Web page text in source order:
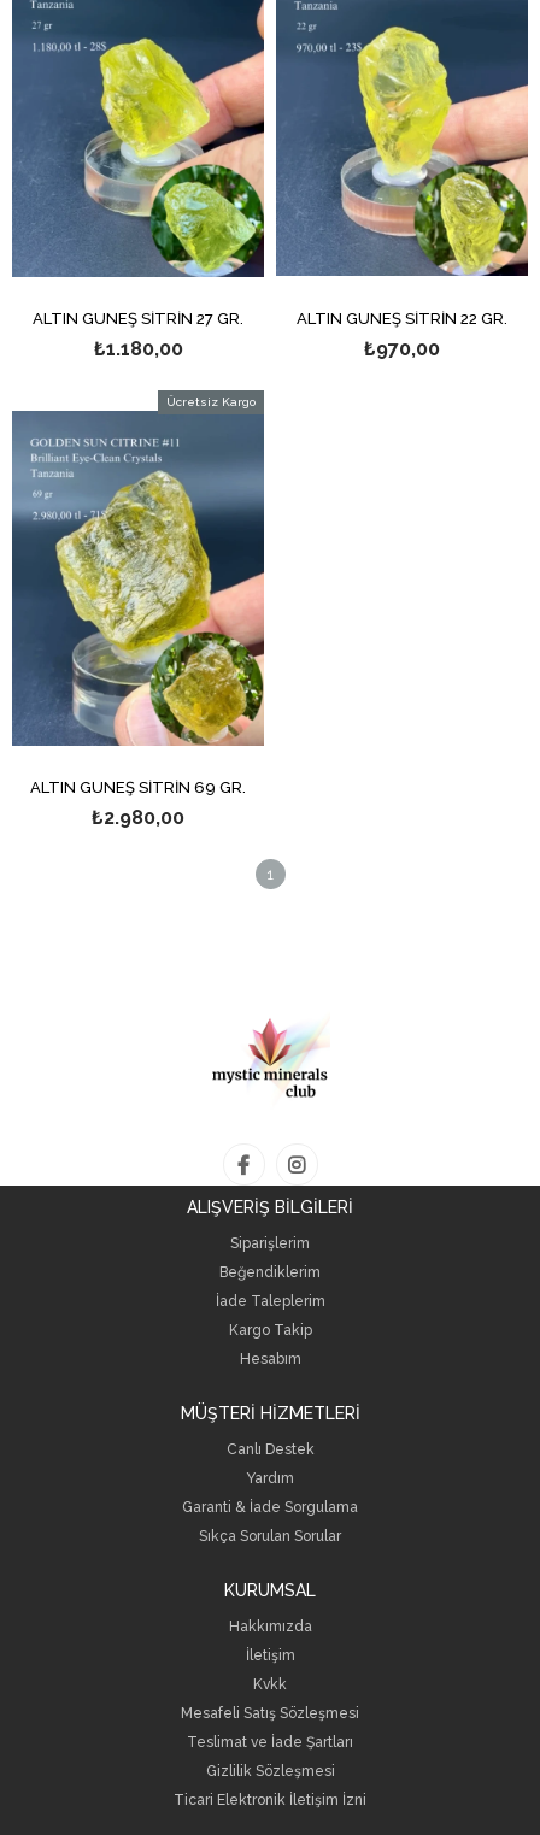
ALTIN GÜNEŞ SİTRİN 27 GR.
₺1.180,00
ALTIN GÜNEŞ SİTRİN 22 GR.
₺970,00
ALTIN GÜNEŞ SİTRİN 69 GR.
₺2.980,00
Ücretsiz Kargo
1
ALIŞVERİŞ BİLGİLERİ
Siparişlerim
Beğendiklerim
İade Taleplerim
Kargo Takip
Hesabım
MÜŞTERİ HİZMETLERİ
Canlı Destek
Yardım
Garanti & İade Sorgulama
Sıkça Sorulan Sorular
KURUMSAL
Hakkımızda
İletişim
Kvkk
Mesafeli Satış Sözleşmesi
Teslimat ve İade Şartları
Gizlilik Sözleşmesi
Ticari Elektronik İletişim İzni